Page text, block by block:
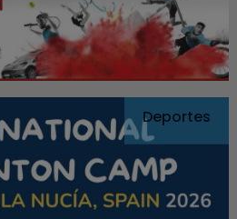
Deportes